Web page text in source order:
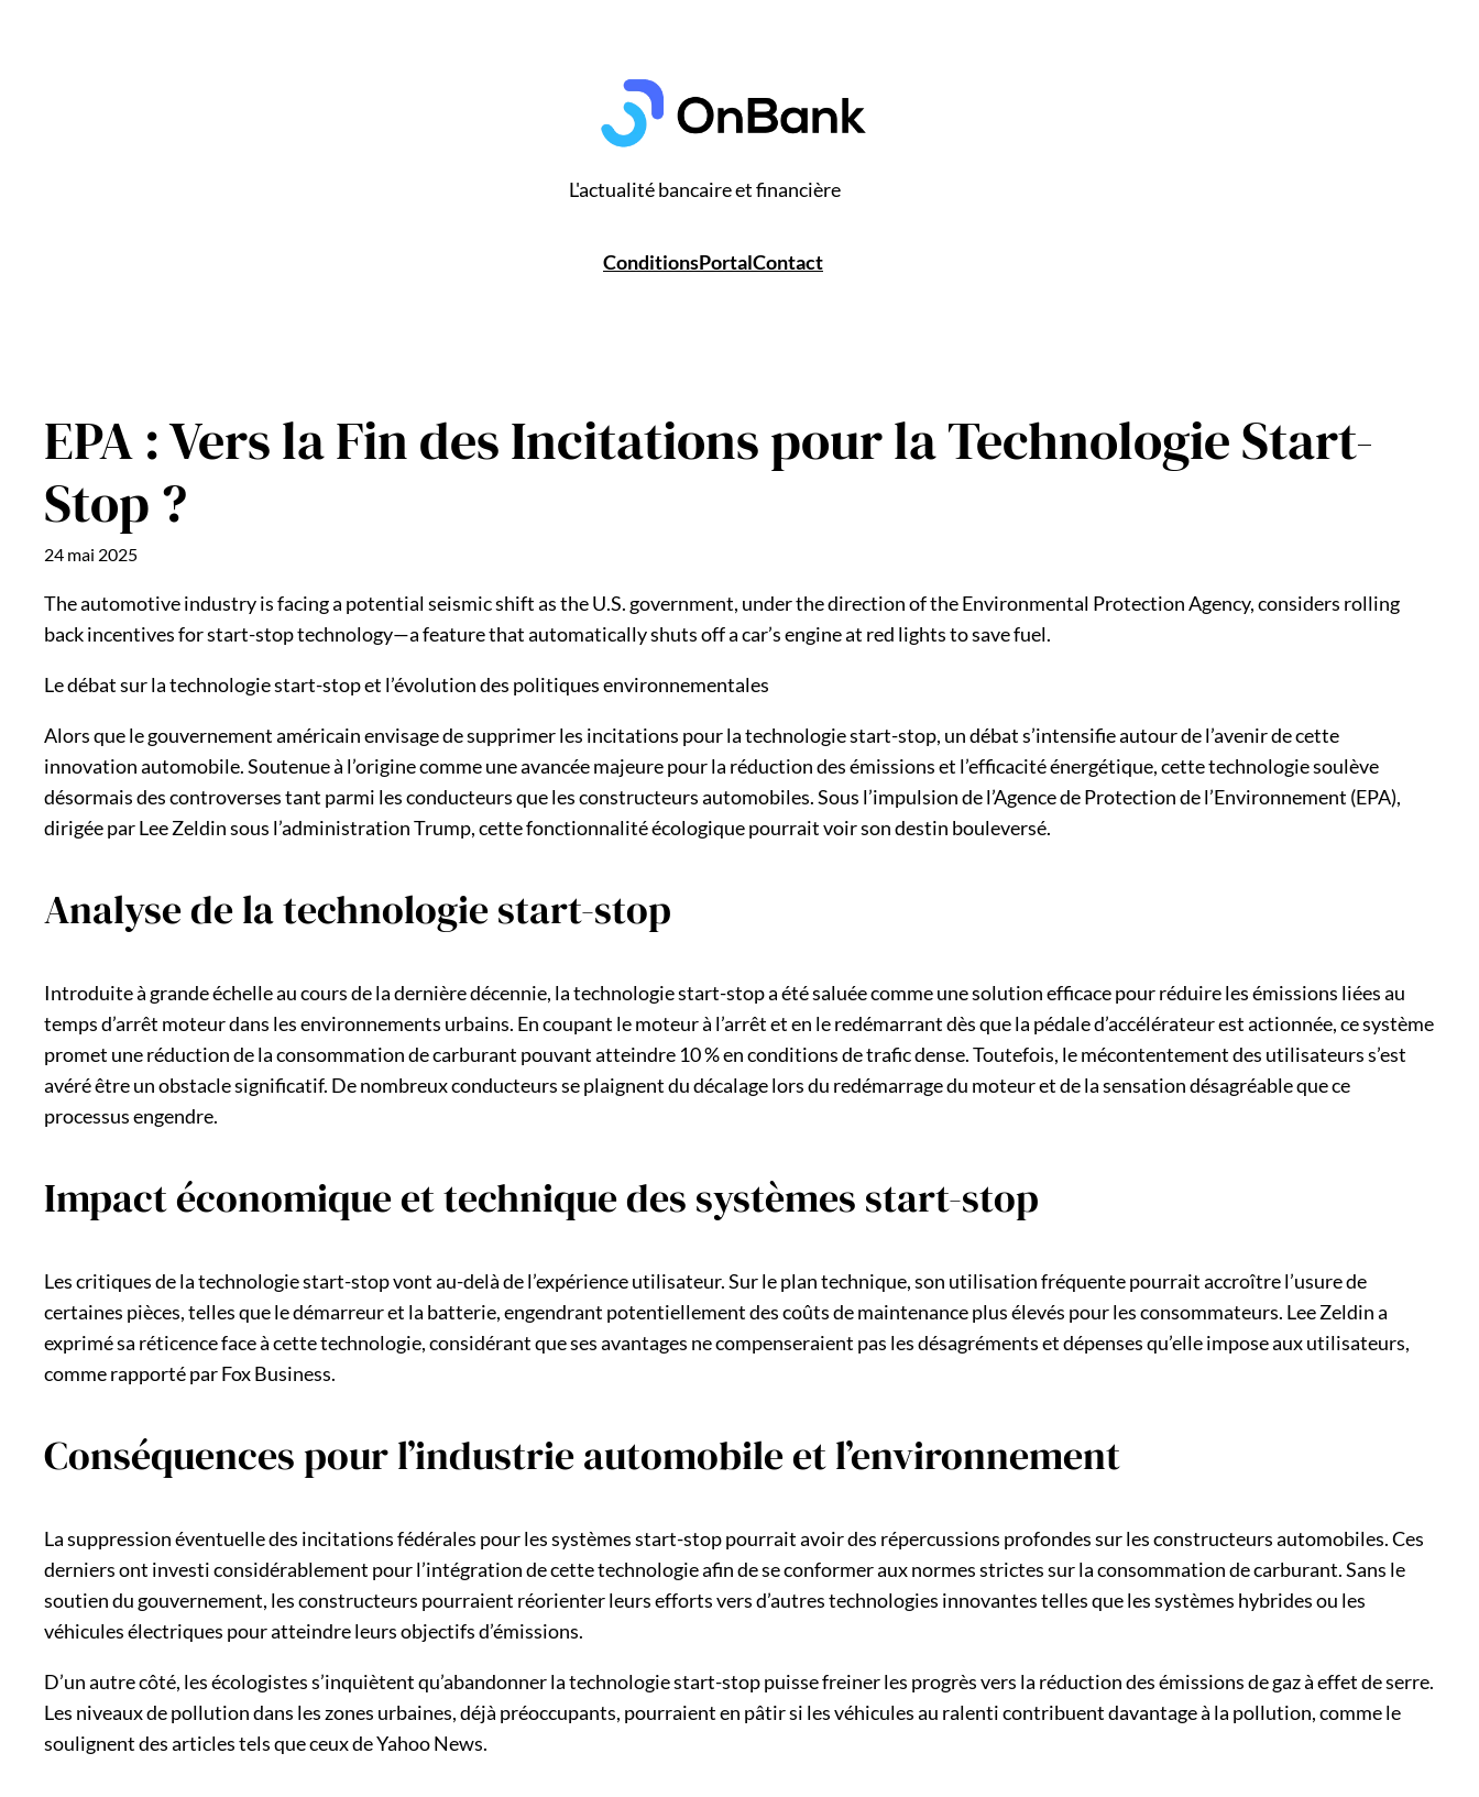
L'actualité bancaire et financière
ConditionsPortalContact
EPA : Vers la Fin des Incitations pour la Technologie Start-
Stop ?
24 mai 2025
The automotive industry is facing a potential seismic shift as the U.S. government, under the direction of the Environmental Protection Agency, considers rolling
back incentives for start-stop technology—a feature that automatically shuts off a car’s engine at red lights to save fuel.
Le débat sur la technologie start-stop et l’évolution des politiques environnementales
Alors que le gouvernement américain envisage de supprimer les incitations pour la technologie start-stop, un débat s’intensifie autour de l’avenir de cette
innovation automobile. Soutenue à l’origine comme une avancée majeure pour la réduction des émissions et l’efficacité énergétique, cette technologie soulève
désormais des controverses tant parmi les conducteurs que les constructeurs automobiles. Sous l’impulsion de l’Agence de Protection de l’Environnement (EPA),
dirigée par Lee Zeldin sous l’administration Trump, cette fonctionnalité écologique pourrait voir son destin bouleversé.
Analyse de la technologie start-stop
Introduite à grande échelle au cours de la dernière décennie, la technologie start-stop a été saluée comme une solution efficace pour réduire les émissions liées au
temps d’arrêt moteur dans les environnements urbains. En coupant le moteur à l’arrêt et en le redémarrant dès que la pédale d’accélérateur est actionnée, ce système
promet une réduction de la consommation de carburant pouvant atteindre 10 % en conditions de trafic dense. Toutefois, le mécontentement des utilisateurs s’est
avéré être un obstacle significatif. De nombreux conducteurs se plaignent du décalage lors du redémarrage du moteur et de la sensation désagréable que ce
processus engendre.
Impact économique et technique des systèmes start-stop
Les critiques de la technologie start-stop vont au-delà de l’expérience utilisateur. Sur le plan technique, son utilisation fréquente pourrait accroître l’usure de
certaines pièces, telles que le démarreur et la batterie, engendrant potentiellement des coûts de maintenance plus élevés pour les consommateurs. Lee Zeldin a
exprimé sa réticence face à cette technologie, considérant que ses avantages ne compenseraient pas les désagréments et dépenses qu’elle impose aux utilisateurs,
comme rapporté par Fox Business.
Conséquences pour l’industrie automobile et l’environnement
La suppression éventuelle des incitations fédérales pour les systèmes start-stop pourrait avoir des répercussions profondes sur les constructeurs automobiles. Ces
derniers ont investi considérablement pour l’intégration de cette technologie afin de se conformer aux normes strictes sur la consommation de carburant. Sans le
soutien du gouvernement, les constructeurs pourraient réorienter leurs efforts vers d’autres technologies innovantes telles que les systèmes hybrides ou les
véhicules électriques pour atteindre leurs objectifs d’émissions.
D’un autre côté, les écologistes s’inquiètent qu’abandonner la technologie start-stop puisse freiner les progrès vers la réduction des émissions de gaz à effet de serre.
Les niveaux de pollution dans les zones urbaines, déjà préoccupants, pourraient en pâtir si les véhicules au ralenti contribuent davantage à la pollution, comme le
soulignent des articles tels que ceux de Yahoo News.